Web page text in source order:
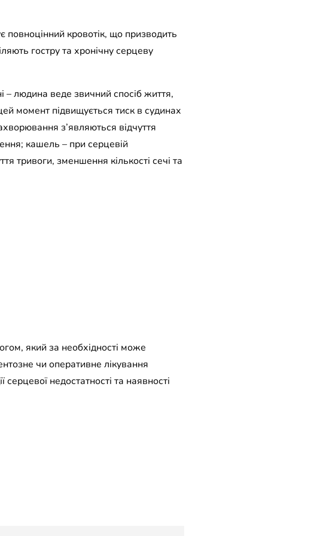
повноцінний кровотік, що призводить
гостру та хронічну серцеву
– людина веде звичний спосіб життя,
момент підвищується тиск в судинах
з’являються відчуття
кашель – при серцевій
тривоги, зменшення кількості сечі та
який за необхідності може
чи оперативне лікування
недостатності та наявності